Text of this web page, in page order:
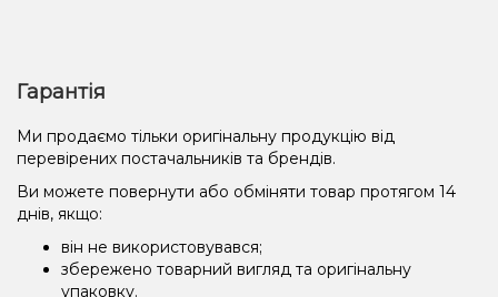
Гарантія
Ми продаємо тільки оригінальну продукцію від
перевірених постачальників та брендів.
Ви можете повернути або обміняти товар протягом 14
днів, якщо:
він не використовувався;
збережено товарний вигляд та оригінальну
упаковку.